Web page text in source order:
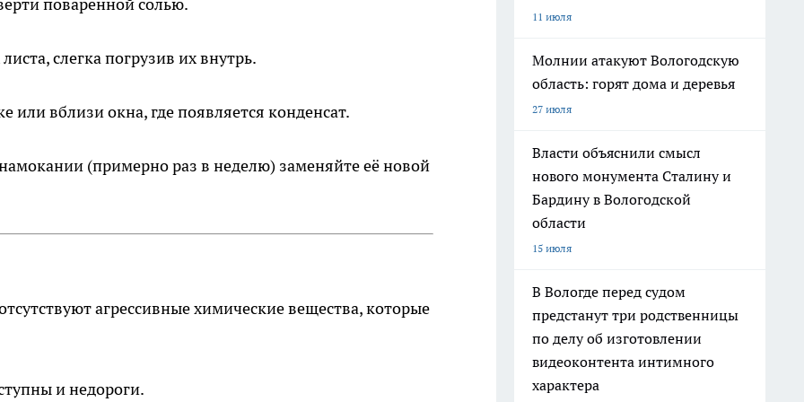
поваренной солью.
слегка погрузив их внутрь.
или вблизи окна, где появляется конденсат.
(примерно раз в неделю) заменяйте её новой
агрессивные химические вещества, которые
и недороги.
11 июля
Молнии атакуют Вологодскую
область: горят дома и деревья
27 июля
Власти объяснили смысл
нового монумента Сталину и
Бардину в Вологодской
области
15 июля
В Вологде перед судом
предстанут три родственницы
по делу об изготовлении
видеоконтента интимного
характера